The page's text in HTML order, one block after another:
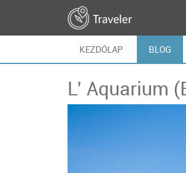
KEZDŐLAP BLOG
L’ Aquarium